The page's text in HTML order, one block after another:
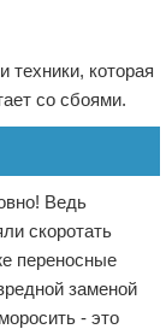
техники, которая
со сбоями.
Ведь
скоротать
переносные
заменой
- это